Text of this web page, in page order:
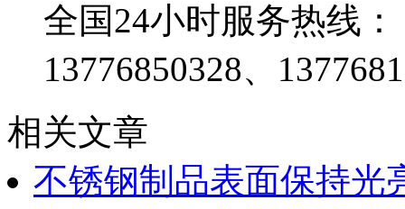
全国24小时服务热线：
13776850328、
相关文章
不锈钢制品表面保持光